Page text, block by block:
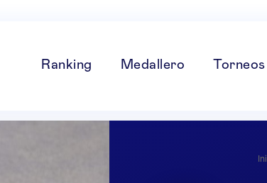
Ranking Medallero Torneos